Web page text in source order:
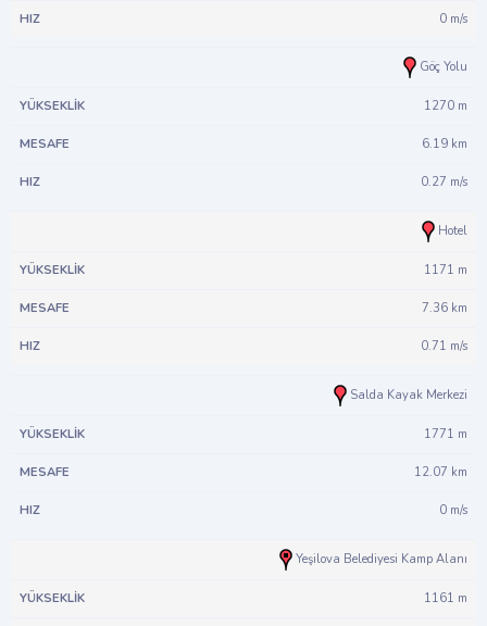
0 m/s
Göç Yolu
1270 m
6.19 km
0.27 m/s
Hotel
1171 m
7.36 km
0.71 m/s
Salda Kayak Merkezi
1771 m
12.07 km
0 m/s
Yeşilova Belediyesi Kamp Alanı
1161 m